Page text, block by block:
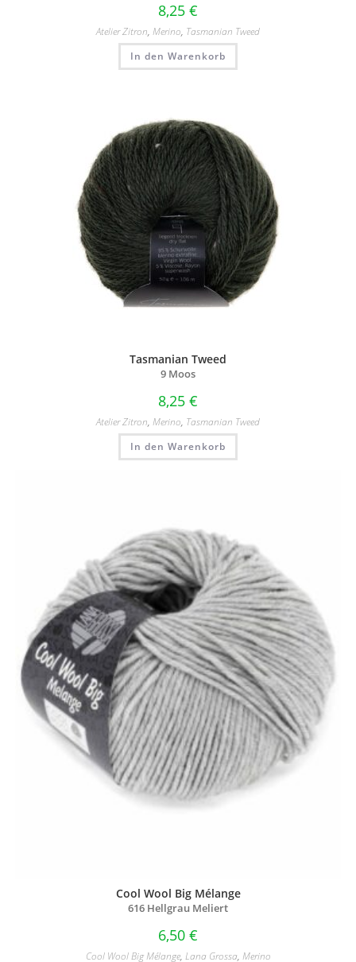
8,25 €
Atelier Zitron, Merino, Tasmanian Tweed
In den Warenkorb
Tasmanian Tweed
9 Moos
8,25 €
Atelier Zitron, Merino, Tasmanian Tweed
In den Warenkorb
Cool Wool Big Mélange
616 Hellgrau Meliert
6,50 €
Cool Wool Big Mélange, Lana Grossa, Merino